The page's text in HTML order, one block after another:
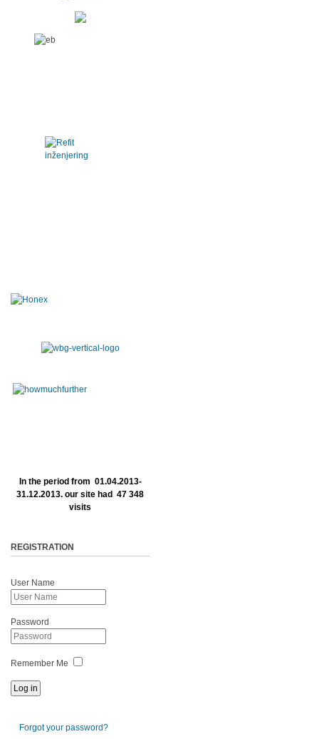
In the period from 01.04.2013-
31.12.2013. our site had 47 348
visits
REGISTRATION
User Name
Password
Remember Me
Forgot your password?